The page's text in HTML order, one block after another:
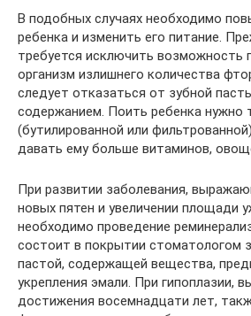
В подобных случаях необходимо
ребенка и изменить его питание.
требуется исключить возможность
организм излишнего количества
следует отказаться от зубной
содержанием. Поить ребенка нужно
(бутилированной или
давать ему больше витаминов,
При развитии заболевания,
новых пятен и увеличении площади
необходимо проведение
состоит в покрытии стоматологом
пастой, содержащей вещества,
укрепления эмали. При гипоплазии,
достижения восемнадцати лет,